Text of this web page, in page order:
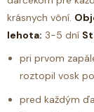
krásnych vôní.
lehota: 3-5 dní
pri prvom
roztopil vosk
pred každým